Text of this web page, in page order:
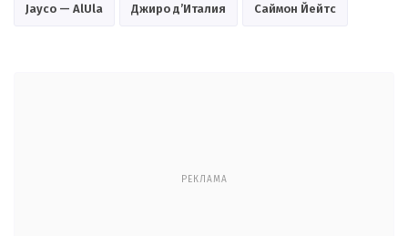
Jayco — AlUla Джиро д’Италия Саймон Йейтс
РЕКЛАМА